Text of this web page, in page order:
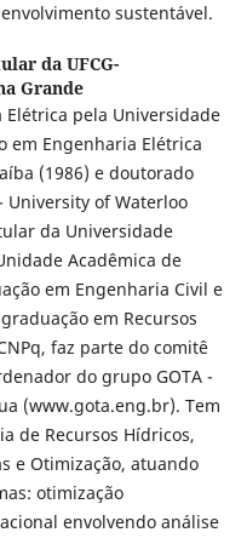
sustentável.
da UFCG-
Grande
Elétrica pela Universidade
em Engenharia Elétrica
(1986) e doutorado
University of Waterloo
da Universidade
Acadêmica de
em Engenharia Civil e
em Recursos
faz parte do comitê
do grupo GOTA -
(www.gota.eng.br). Tem
de Recursos Hídricos,
e Otimização, atuando
otimização
envolvendo análise